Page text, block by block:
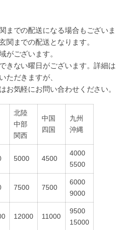
までの配送になる場合もございま
までの配送となります。
がございます。
きない曜日がございます。詳細は
ただきますが、
お気軽にお問い合わせください。
北陸
中部
関西
中国
四国
九州
沖縄
5000 4500
4000
5500
7500 7500
6000
9000
12000 11000
9500
15000